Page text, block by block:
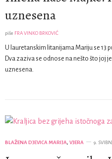
uznesena
piše FRA VINKO BRKOVIĆ
U lauretanskim litanijama Mariju se 13
Dva zaziva se odnose na nešto što joj
uznesena.
BLAŽENA DJEVICA MARIJA, VJERA 9.